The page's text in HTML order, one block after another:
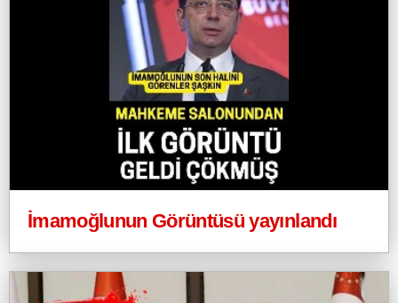
İmamoğlunun Görüntüsü yayınlandı